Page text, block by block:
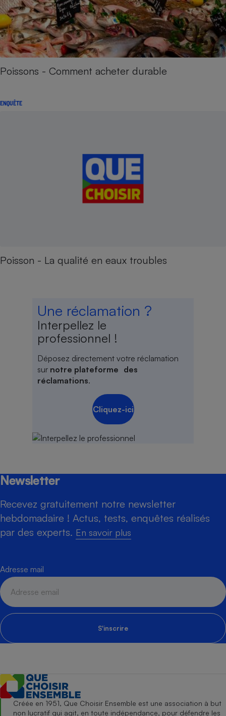
Poissons - Comment acheter durable
ENQUÊTE
Poisson - La qualité en eaux troubles
Une réclamation ?
Interpellez le
professionnel !
Déposez directement votre réclamation
sur notre plateforme des
réclamations.
Cliquez-ici
Newsletter
Recevez gratuitement notre newsletter
hebdomadaire ! Actus, tests, enquêtes réalisés
par des experts. En savoir plus
Adresse mail
S'inscrire
Créée en 1951, Que Choisir Ensemble est une association à but
non lucratif qui agit, en toute indépendance, pour défendre les